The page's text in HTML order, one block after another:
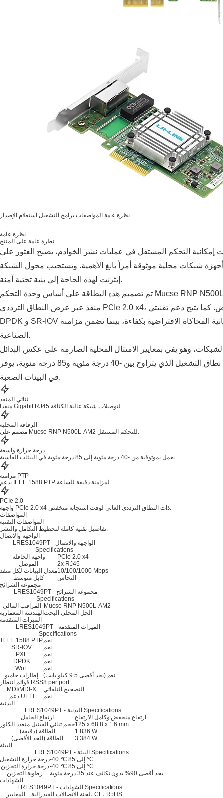
نظرة عامة المواصفات برامج التشغيل استعلام الإصدار
نظرة عامة
نظرة عامة على المنتج
إمكانية التحكم المستقل في عمليات نشر الخوادم، يصبح العثور على
أجهزة شبكات محلية موثوقة أمراً بالغ الأهمية. ويستجيب محول الشبكة LRES1049PT ذو المنفذين من نوع جيجابت
إيثرنت لهذه الحاجة إلى بنية تحتية آمنة.
تم تصميم هذه البطاقة على أساس وحدة التحكم Mucse RNP N500L-AM2، وتوفر سرعة 1 جيجابت في الثانية لكل
منفذ عبر عرض النطاق الترددي PCIe 2.0 x4، مما يضمن نقل البيانات بزمن انتقال منخفض. كما يتيح دعم تقنيتي
DPDK و SR-IOV إمكانية المحاكاة الافتراضية بكفاءة، بينما تضمن مزامنة IEEE 1588 PTP توقيتًا دقيقًا للتطبيقات
الصناعية.
وهو يفي بمعايير الامتثال المحلية الصارمة على عكس البدائل
العامة. وبفضل نطاق التشغيل الذي يتراوح بين -40 درجة مئوية و85 درجة مئوية، يوفر LRES1049PT اتصالاً مستقرًا
في البيئات الصعبة.
ثنائي المنفذ
منفذا Gigabit RJ45 لتوصيلات شبكة عالية الكثافة.
الرقاقة المحلية
مصمم على Mucse RNP N500L-AM2 للتحكم المستقل.
درجة حرارة واسعة
يعمل بموثوقية من -40 درجة مئوية إلى 85 درجة مئوية في البيئات القاسية.
مزامنة PTP
يدعم IEEE 1588 PTP لمزامنة دقيقة للساعة.
PCIe 2.0
واجهة PCIe 2.0 x4 ذات النطاق الترددي العالي لوقت استجابة منخفض.
المواصفات
المواصفات التقنية
تفاصيل تقنية كاملة لتخطيط التكامل والنشر.
الواجهة والاتصال
LRES1049PT - الواجهة والاتصال
Specifications
واجهة الحافلة
PCIe 2.0 x4
الموصل
2x RJ45
معدل البيانات لكل منفذ10/100/1000 Mbps
كابل متوسط
النحاس
مجموعة الشرائح
LRES1049PT - مجموعة الشرائح
Specifications
المراقب المالي
Mucse RNP N500L-AM2
الهندسة المعمارية الحل المحلي البحت
الميزات المتقدمة
LRES1049PT - الميزات المتقدمة
Specifications
IEEE 1588 PTPنعم
SR-IOV
نعم
PXE
نعم
DPDK
نعم
WoL
نعم
إطارات جامبو
نعم (بحد أقصى 9.5 كيلو بايت)
قوائم انتظار RSS8 per port
MDI/MDI-X
التصحيح التلقائي
دعم UEFI
نعم
البدنية
LRES1049PT - البدنية Specifications
ارتفاع الحامل
ارتفاع منخفض وكامل الارتفاع
حجم ثنائي الفينيل متعدد الكلور125 x 68.8 x 1.6 mm
الطاقة (دقيقة)
1.836 W
الطاقة (الحد الأقصى)
3.384 W
البيئة
LRES1049PT - البيئة Specifications
درجة حرارة التشغيل
-40 ℃ إلى 85 ℃
درجة حرارة التخزين
-40 ℃ إلى 85 ℃
رطوبة التخزين
بحد أقصى 90% بدون تكاثف عند 35 درجة مئوية
الشهادات
LRES1049PT - الشهادات Specifications
المعايير
لجنة الاتصالات الفيدرالية، CE، RoHS